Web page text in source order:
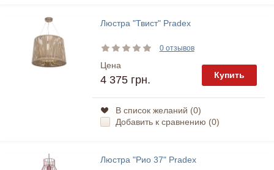
Люстра "Твист" Pradex
0 отзывов
Цена
4 375 грн. Купить
В список желаний (0)
Добавить к сравнению (0)
Люстра "Рио 37" Pradex